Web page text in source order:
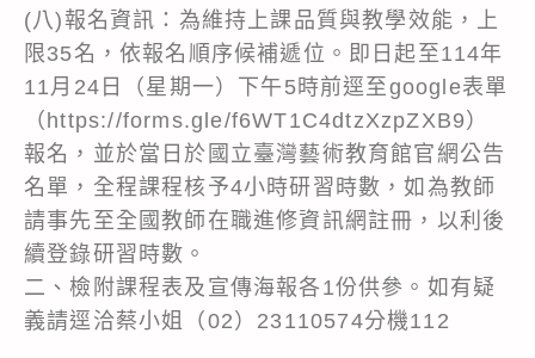
(八)報名資訊：為維持上課品質與教學效能，上
限35名，依報名順序候補遞位。即日起至114年
11月24日（星期一）下午5時前逕至google表單
（https://forms.gle/f6WT1C4dtzXzpZXB9）
報名，並於當日於國立臺灣藝術教育館官網公告
名單，全程課程核予4小時研習時數，如為教師
請事先至全國教師在職進修資訊網註冊，以利後
續登錄研習時數。
二、檢附課程表及宣傳海報各1份供參。如有疑
義請逕洽蔡小姐（02）23110574分機112